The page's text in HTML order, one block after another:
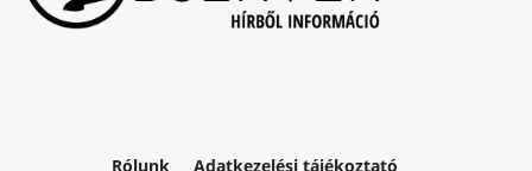
Rólunk Adatkezelési tájékoztató